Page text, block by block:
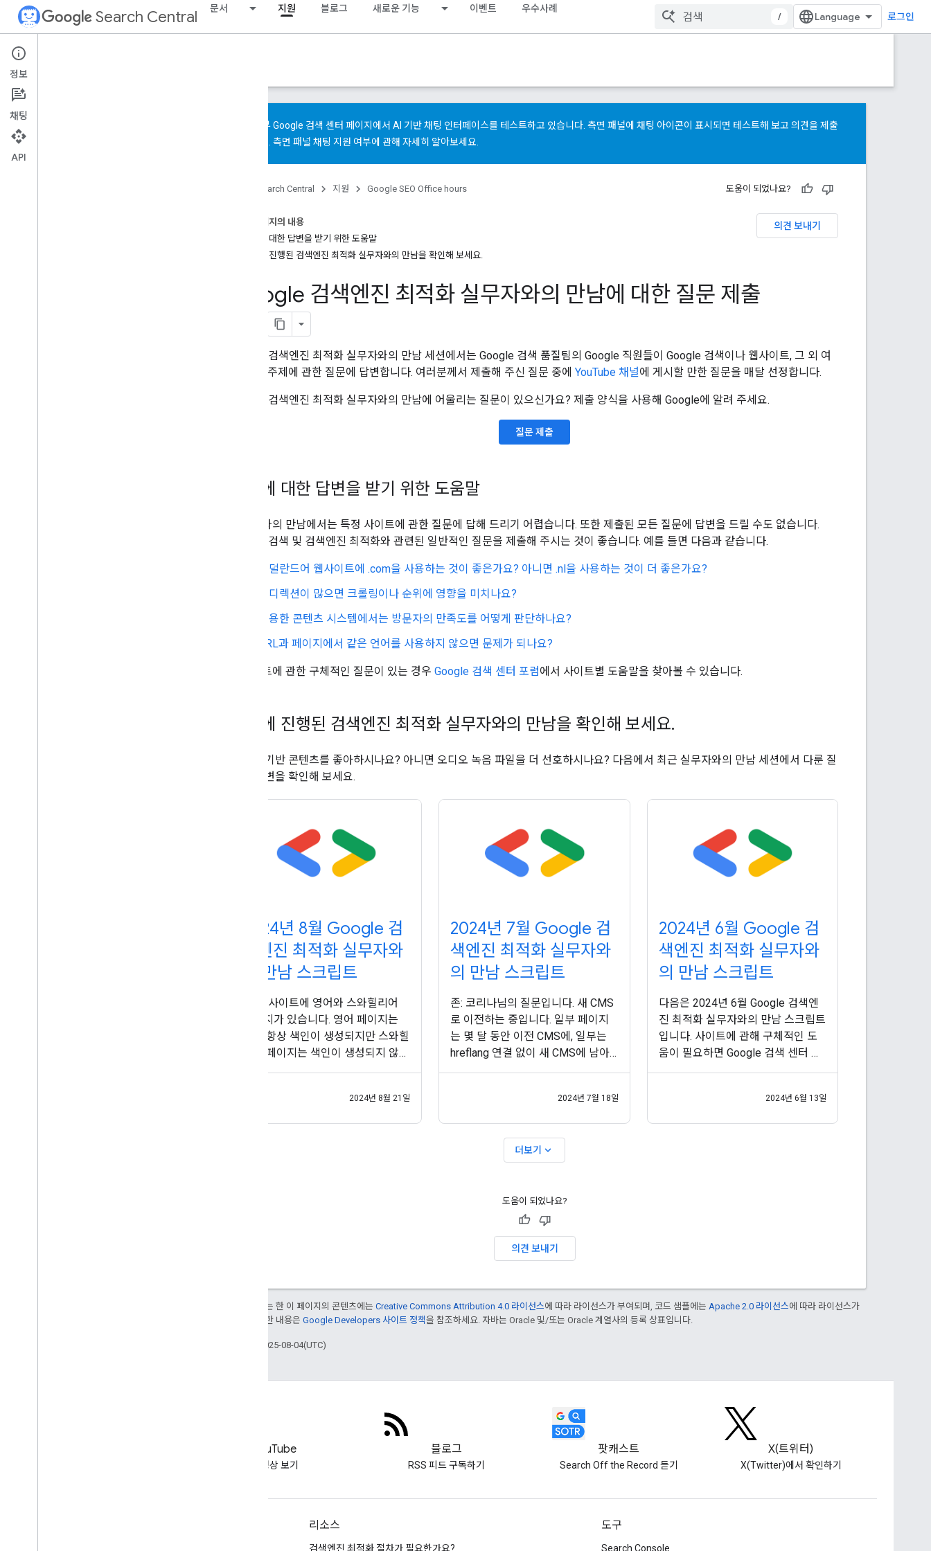
Search Central 문서 지원 블로그 새로운 기능 이벤트 우수사례
/ 로그인
Google SEO Office hours
개요
스팸
중소기업이 Google 검색에서 알림을 받는
: 일부 Google 검색 센터 페이지에서 AI 기반 채팅 인터페이스를 테스트하고 있습니다. 측면 패널에 채팅 아이콘이 표시되면 테스트해 보고 의견을 제출
측면 패널 채팅 지원 여부에 관해 자세히 알아보세요.
Search Central 지원 Google SEO Office hours 도움이 되었나요?
의견 보내기
이 페이지의 내용
질문에 대한 답변을 받기 위한 도움말
최근에 진행된 검색엔진 최적화 실무자와의 만남을 확인해 보세요.
Google 검색엔진 최적화 실무자와의 만남에 대한 질문 제출
Google 검색엔진 최적화 실무자와의 만남 세션에서는 Google 검색 품질팀의 Google 직원들이 Google 검색이나 웹사이트, 그 외 여
러 가지 주제에 관한 질문에 답변합니다. 여러분께서 제출해 주신 질문 중에 YouTube 채널에 게시할 만한 질문을 매달 선정합니다.
Google 검색엔진 최적화 실무자와의 만남에 어울리는 질문이 있으신가요? 제출 양식을 사용해 Google에 알려 주세요.
질문 제출
질문에 대한 답변을 받기 위한 도움말
실무자와의 만남에서는 특정 사이트에 관한 질문에 답해 드리기 어렵습니다. 또한 제출된 모든 질문에 답변을 드릴 수도 없습니다.
Google 검색 및 검색엔진 최적화와 관련된 일반적인 질문을 제출해 주시는 것이 좋습니다. 예를 들면 다음과 같습니다.
네덜란드어 웹사이트에 .com을 사용하는 것이 좋은가요? 아니면 .nl을 사용하는 것이 더 좋은가요?
리디렉션이 많으면 크롤링이나 순위에 영향을 미치나요?
유용한 콘텐츠 시스템에서는 방문자의 만족도를 어떻게 판단하나요?
URL과 페이지에서 같은 언어를 사용하지 않으면 문제가 되나요?
웹사이트에 관한 구체적인 질문이 있는 경우 Google 검색 센터 포럼에서 사이트별 도움말을 찾아볼 수 있습니다.
최근에 진행된 검색엔진 최적화 실무자와의 만남을 확인해 보세요.
텍스트 기반 콘텐츠를 좋아하시나요? 아니면 오디오 녹음 파일을 더 선호하시나요? 다음에서 최근 실무자와의 만남 세션에서 다룬 질
문과 답변을 확인해 보세요.
2024년 8월 Google 검
색엔진 최적화 실무자와
의 만남 스크립트
존: 웹사이트에 영어와 스와힐리어
페이지가 있습니다. 영어 페이지는
거의 항상 색인이 생성되지만 스와힐
리어 페이지는 색인이 생성되지 않습
니다. 스와힐리어에 대한 편향이 존
페이지에 어떤 언어가 사용되었는지
2024년 8월 21일
2024년 7월 Google 검
색엔진 최적화 실무자와
의 만남 스크립트
존: 코리나님의 질문입니다. 새 CMS
로 이전하는 중입니다. 일부 페이지
는 몇 달 동안 이전 CMS에, 일부는
hreflang 연결 없이 새 CMS에 남아
있게 됩니다. Google에서 이를 처리
어떻게 되나요? 처음부터 모든 사항
행할 때가 많습니다. 구조화된 데이
터 또는 hreflang 과 같이 마크업이
2024년 7월 18일
2024년 6월 Google 검
색엔진 최적화 실무자와
의 만남 스크립트
다음은 2024년 6월 Google 검색엔
진 최적화 실무자와의 만남 스크립트
입니다. 사이트에 관해 구체적인 도
움이 필요하면 Google 검색 센터 도
움말 커뮤니티 에 질문을 게시해 보
가 많이 사용된 콘텐츠로 인해 불이
2024년 6월 13일
더보기 expand_more
도움이 되었나요?
의견 보내기
달리 명시되지 않는 한 이 페이지의 콘텐츠에는 Creative Commons Attribution 4.0 라이선스에 따라 라이선스가 부여되며, 코드 샘플에는 Apache 2.0 라이선스에 따라 라이선스가
부여됩니다. 자세한 내용은 Google Developers 사이트 정책을 참조하세요. 자바는 Oracle 및/또는 Oracle 계열사의 등록 상표입니다.
최종 업데이트: 2025-08-04(UTC)
YouTube
동영상 보기
블로그
RSS 피드 구독하기
팟캐스트
Search Off the Record 듣기
X(트위터)
X(Twitter)에서 확인하기
리소스
검색엔진 최적화 절차가 필요한가요?
도구
Search Console
정보
채팅
API